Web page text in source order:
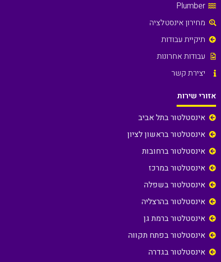
Plumber
מחירון אינסטלציה
תיקיית עבודות
עבודות אחרונות
יצירת קשר
אזורי שירות
אינסטלטור בתל אביב
אינסטלטור בראשון לציון
אינסטלטור ברחובות
אינסטלטור במרכז
אינסטלטור בשפלה
אינסטלטור בהרצליה
אינסטלטור ברמת גן
אינסטלטור בפתח תקווה
אינסטלטור בגדרה